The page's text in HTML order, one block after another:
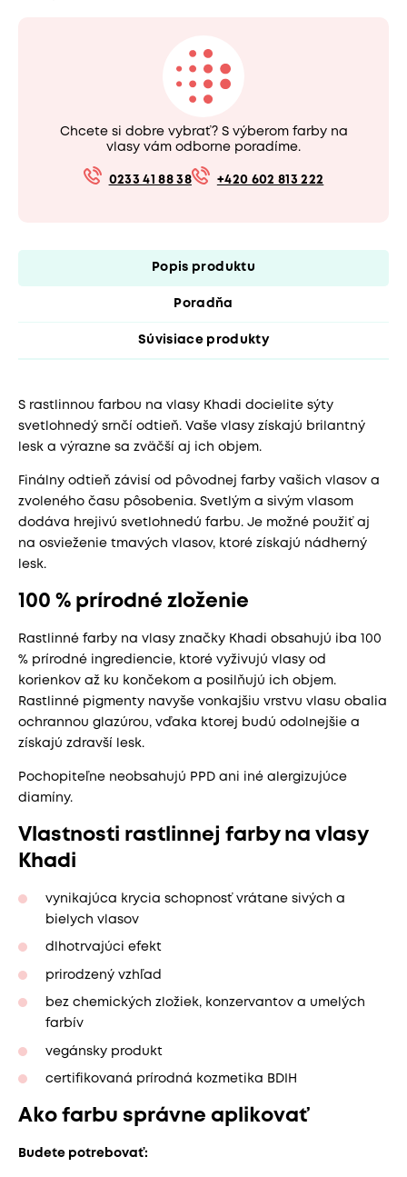
Chcete si dobre vybrať? S výberom farby na
vlasy vám odborne poradíme.
0233 41 88 38 +420 602 813 222
Popis produktu
Poradňa
Súvisiace produkty
S rastlinnou farbou na vlasy Khadi docielite sýty
svetlohnedý srnčí odtieň. Vaše vlasy získajú brilantný
lesk a výrazne sa zväčší aj ich objem.
Finálny odtieň závisí od pôvodnej farby vašich vlasov a
zvoleného času pôsobenia. Svetlým a sivým vlasom
dodáva hrejivú svetlohnedú farbu. Je možné použiť aj
na osvieženie tmavých vlasov, ktoré získajú nádherný
lesk.
100 % prírodné zloženie
Rastlinné farby na vlasy značky Khadi obsahujú iba 100
% prírodné ingrediencie, ktoré vyživujú vlasy od
korienkov až ku končekom a posilňujú ich objem.
Rastlinné pigmenty navyše vonkajšiu vrstvu vlasu obalia
ochrannou glazúrou, vďaka ktorej budú odolnejšie a
získajú zdravší lesk.
Pochopiteľne neobsahujú PPD ani iné alergizujúce
diamíny.
Vlastnosti rastlinnej farby na vlasy
Khadi
vynikajúca krycia schopnosť vrátane sivých a
bielych vlasov
dlhotrvajúci efekt
prirodzený vzhľad
bez chemických zložiek, konzervantov a umelých
farbív
vegánsky produkt
certifikovaná prírodná kozmetika BDIH
Ako farbu správne aplikovať
Budete potrebovať: